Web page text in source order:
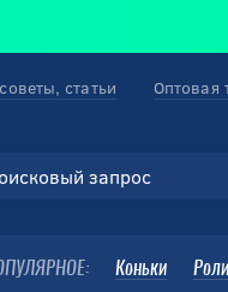
Коньки
статьи Оптовая